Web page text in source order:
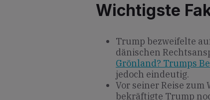
Wichtigste
Trump bezweifelte
dänischen
Grönland? Trumps
jedoch eindeutig.
Vor seiner Reise
bekräftigte Trump